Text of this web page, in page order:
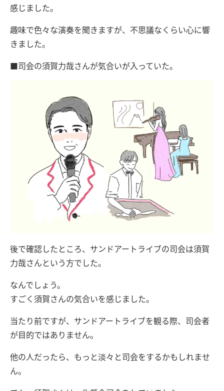
感じました。
趣味で色々な演奏を聞きますが、不思議なくらい心に響
きました。
■司会の須賀力哉さんが気合いが入っていた。
後で確認したところ、サンドアートライブの司会は須賀
力哉さんという方でした。
なんでしょう。
すごく須賀さんの気合いを感じました。
当たり前ですが、サンドアートライブを観る際、司会者
が目的ではありません。
他の人だったら、もっと淡々と司会をするかもしれませ
ん。